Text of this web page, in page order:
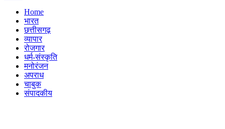
Home
भारत
छत्तीसगढ़
व्यापार
रोजगार
धर्म-संस्कृति
मनोरंजन
अपराध
चाबुक
संपादकीय